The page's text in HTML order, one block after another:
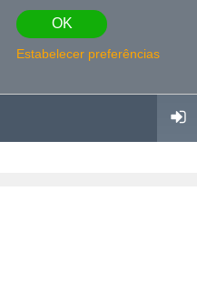
OK
Estabelecer preferências